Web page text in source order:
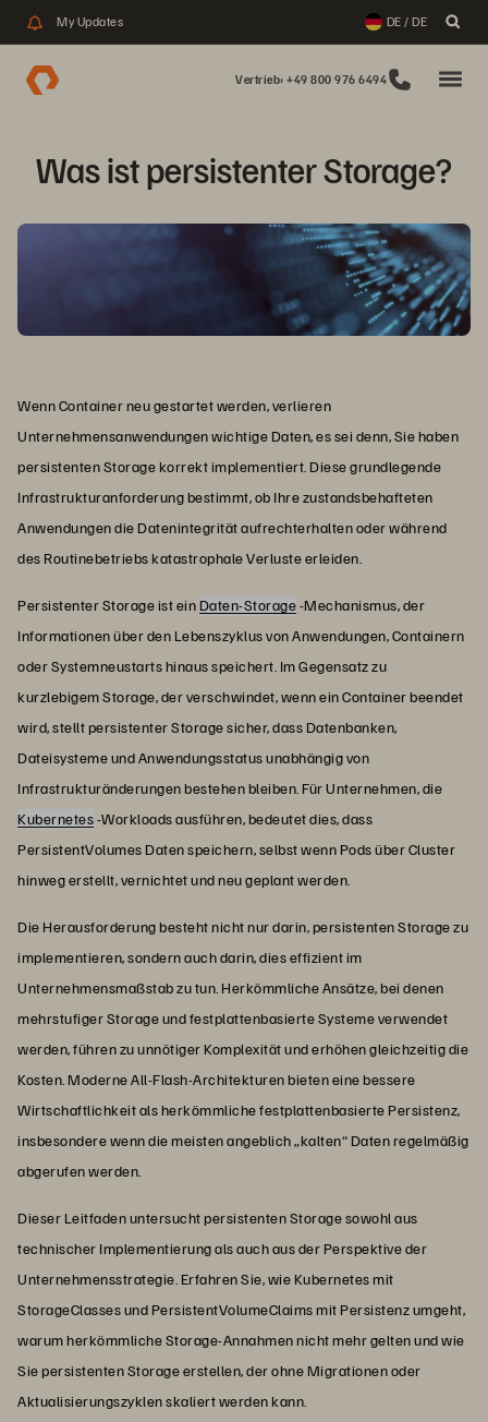
My Updates DE / DE
Vertrieb: +49 800 976 6494
Was ist persistenter Storage?
Wenn Container neu gestartet werden, verlieren
Unternehmensanwendungen wichtige Daten, es sei denn, Sie haben
persistenten Storage korrekt implementiert. Diese grundlegende
Infrastrukturanforderung bestimmt, ob Ihre zustandsbehafteten
Anwendungen die Datenintegrität aufrechterhalten oder während
des Routinebetriebs katastrophale Verluste erleiden.
Persistenter Storage ist einDaten-Storage-Mechanismus, der
Informationen über den Lebenszyklus von Anwendungen, Containern
oder Systemneustarts hinaus speichert. Im Gegensatz zu
kurzlebigem Storage, der verschwindet, wenn ein Container beendet
wird, stellt persistenter Storage sicher, dass Datenbanken,
Dateisysteme und Anwendungsstatus unabhängig von
Infrastrukturänderungen bestehen bleiben. Für Unternehmen, die
Kubernetes-Workloads ausführen, bedeutet dies, dass
PersistentVolumes Daten speichern, selbst wenn Pods über Cluster
hinweg erstellt, vernichtet und neu geplant werden.
Die Herausforderung besteht nicht nur darin, persistenten Storage zu
implementieren, sondern auch darin, dies effizient im
Unternehmensmaßstab zu tun. Herkömmliche Ansätze, bei denen
mehrstufiger Storage und festplattenbasierte Systeme verwendet
werden, führen zu unnötiger Komplexität und erhöhen gleichzeitig die
Kosten. Moderne All-Flash-Architekturen bieten eine bessere
Wirtschaftlichkeit als herkömmliche festplattenbasierte Persistenz,
insbesondere wenn die meisten angeblich „kalten“ Daten regelmäßig
abgerufen werden.
Dieser Leitfaden untersucht persistenten Storage sowohl aus
technischer Implementierung als auch aus der Perspektive der
Unternehmensstrategie. Erfahren Sie, wie Kubernetes mit
StorageClasses und PersistentVolumeClaims mit Persistenz umgeht,
warum herkömmliche Storage-Annahmen nicht mehr gelten und wie
Sie persistenten Storage erstellen, der ohne Migrationen oder
Aktualisierungszyklen skaliert werden kann.